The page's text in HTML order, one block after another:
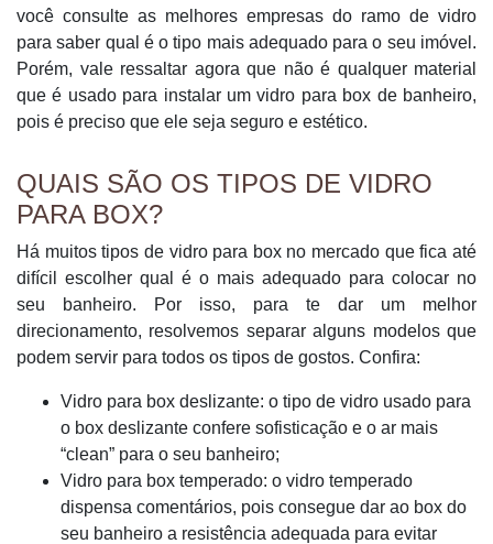
você consulte as melhores empresas do ramo de vidro
para saber qual é o tipo mais adequado para o seu imóvel.
Porém, vale ressaltar agora que não é qualquer material
que é usado para instalar um vidro para box de banheiro,
pois é preciso que ele seja seguro e estético.
QUAIS SÃO OS TIPOS DE VIDRO
PARA BOX?
Há muitos tipos de vidro para box no mercado que fica até
difícil escolher qual é o mais adequado para colocar no
seu banheiro. Por isso, para te dar um melhor
direcionamento, resolvemos separar alguns modelos que
podem servir para todos os tipos de gostos. Confira:
Vidro para box deslizante: o tipo de vidro usado para
o box deslizante confere sofisticação e o ar mais
“clean” para o seu banheiro;
Vidro para box temperado: o vidro temperado
dispensa comentários, pois consegue dar ao box do
seu banheiro a resistência adequada para evitar